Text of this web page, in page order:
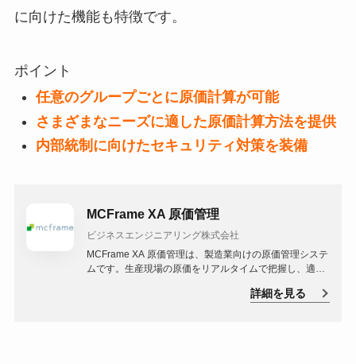
に向けた機能も特徴です。
ポイント
任意のグループごとに原価計算が可能
さまざまなニーズに適した原価計算方法を提供
内部統制に向けたセキュリティ対策を装備
MCFrame XA 原価管理
ビジネスエンジニアリング株式会社
MCFrame XA 原価管理は、製造業向けの原価管理システ
ムです。生産現場の原価をリアルタイムで把握し、適切
より、生産、販売、在庫などの情報を一元管理し、原価
詳細を見る